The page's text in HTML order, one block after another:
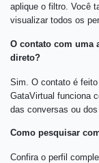
aplique o filtro. Você
visualizar todos os
O contato com uma
direto?
Sim. O contato é
GataVirtual funciona
das conversas ou dos
Como pesquisar
Confira o perfil